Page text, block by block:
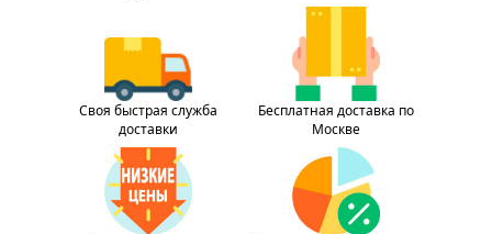
Своя быстрая служба
доставки
Бесплатная доставка по
Москве